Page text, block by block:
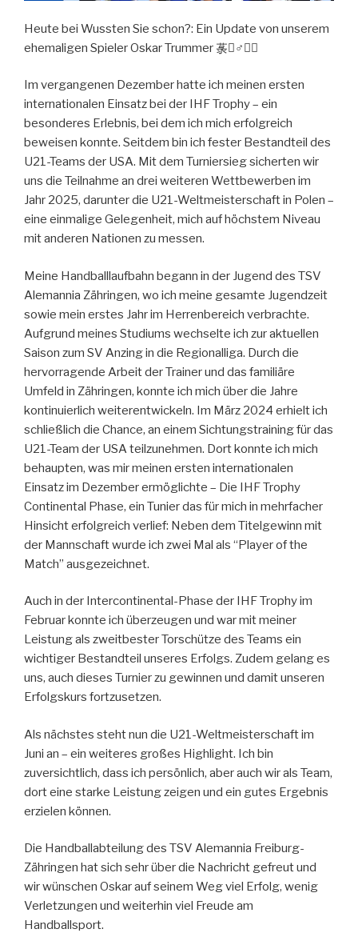
Heute bei Wussten Sie schon?: Ein Update von unserem
ehemaligen Spieler Oskar Trummer 菉‍♂️
Im vergangenen Dezember hatte ich meinen ersten
internationalen Einsatz bei der IHF Trophy – ein
besonderes Erlebnis, bei dem ich mich erfolgreich
beweisen konnte. Seitdem bin ich fester Bestandteil des
U21-Teams der USA. Mit dem Turniersieg sicherten wir
uns die Teilnahme an drei weiteren Wettbewerben im
Jahr 2025, darunter die U21-Weltmeisterschaft in Polen –
eine einmalige Gelegenheit, mich auf höchstem Niveau
mit anderen Nationen zu messen.
Meine Handballlaufbahn begann in der Jugend des TSV
Alemannia Zähringen, wo ich meine gesamte Jugendzeit
sowie mein erstes Jahr im Herrenbereich verbrachte.
Aufgrund meines Studiums wechselte ich zur aktuellen
Saison zum SV Anzing in die Regionalliga. Durch die
hervorragende Arbeit der Trainer und das familiäre
Umfeld in Zähringen, konnte ich mich über die Jahre
kontinuierlich weiterentwickeln. Im März 2024 erhielt ich
schließlich die Chance, an einem Sichtungstraining für das
U21-Team der USA teilzunehmen. Dort konnte ich mich
behaupten, was mir meinen ersten internationalen
Einsatz im Dezember ermöglichte – Die IHF Trophy
Continental Phase, ein Tunier das für mich in mehrfacher
Hinsicht erfolgreich verlief: Neben dem Titelgewinn mit
der Mannschaft wurde ich zwei Mal als “Player of the
Match” ausgezeichnet.
Auch in der Intercontinental-Phase der IHF Trophy im
Februar konnte ich überzeugen und war mit meiner
Leistung als zweitbester Torschütze des Teams ein
wichtiger Bestandteil unseres Erfolgs. Zudem gelang es
uns, auch dieses Turnier zu gewinnen und damit unseren
Erfolgskurs fortzusetzen.
Als nächstes steht nun die U21-Weltmeisterschaft im
Juni an – ein weiteres großes Highlight. Ich bin
zuversichtlich, dass ich persönlich, aber auch wir als Team,
dort eine starke Leistung zeigen und ein gutes Ergebnis
erzielen können.
Die Handballabteilung des TSV Alemannia Freiburg-
Zähringen hat sich sehr über die Nachricht gefreut und
wir wünschen Oskar auf seinem Weg viel Erfolg, wenig
Verletzungen und weiterhin viel Freude am
Handballsport.